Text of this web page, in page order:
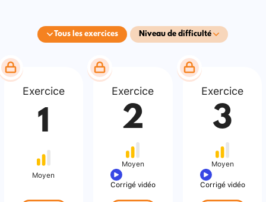
Tous les exercices Niveau de difficulté
Exercice
1
Moyen
Exercice
2
Moyen
Corrigé vidéo
Exercice
3
Moyen
Corrigé vidéo